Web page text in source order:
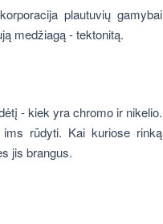
plautuvių gamybai
medžiagą - tektonitą.
- kiek yra chromo ir nikelio.
rūdyti. Kai kuriose rinką
jis brangus.